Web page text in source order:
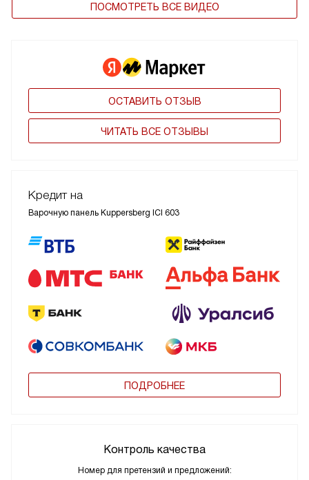
ПОСМОТРЕТЬ ВСЕ ВИДЕО
ОСТАВИТЬ ОТЗЫВ
ЧИТАТЬ ВСЕ ОТЗЫВЫ
Кредит на
Варочную панель Kuppersberg ICI 603
ПОДРОБНЕЕ
Контроль качества
Номер для претензий и предложений: